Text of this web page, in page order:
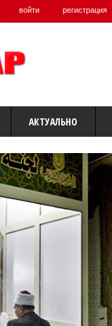
войти регистрация
АКТУАЛЬНО